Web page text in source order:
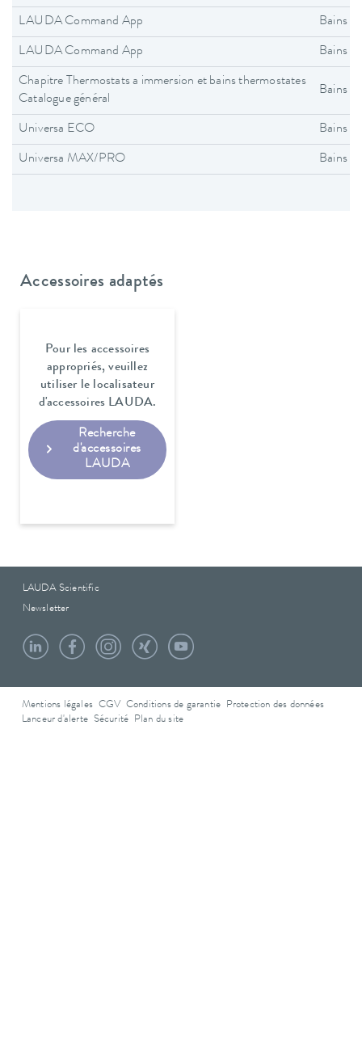
LAUDA Command App Bains
LAUDA Command App Bains
Chapitre Thermostats a immersion et bains thermostates
Catalogue général
Bains
Universa ECO Bains
Universa MAX/PRO Bains
Accessoires adaptés
Pour les accessoires
appropriés, veuillez
utiliser le localisateur
d'accessoires LAUDA.
Recherche
d'accessoires
LAUDA
LAUDA Scientific
Newsletter
Mentions légales CGV Conditions de garantie
Protection des données
Lanceur d'alerte Sécurité Plan du site